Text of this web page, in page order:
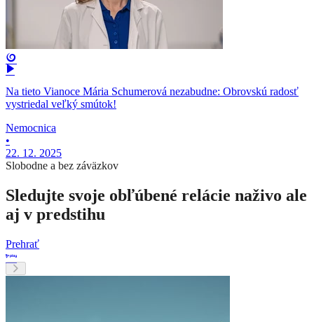
Na tieto Vianoce Mária Schumerová nezabudne: Obrovskú radosť
vystriedal veľký smútok!
Nemocnica
•
22. 12. 2025
Slobodne a bez záväzkov
Sledujte svoje obľúbené relácie naživo ale
aj v predstihu
Prehrať